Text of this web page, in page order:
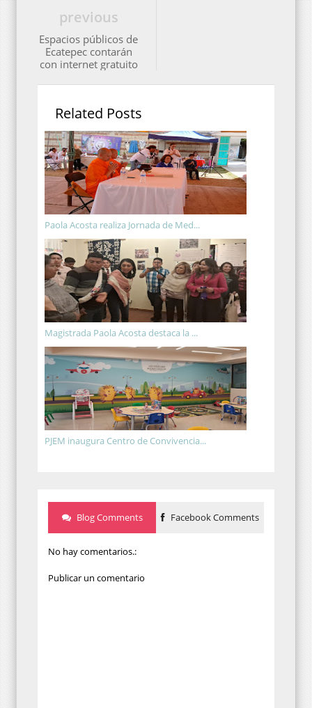
previous
Espacios públicos de
Ecatepec contarán
con internet gratuito
Related Posts
Paola Acosta realiza Jornada de Med...
Magistrada Paola Acosta destaca la ...
PJEM inaugura Centro de Convivencia...
Blog Comments Facebook Comments
No hay comentarios.:
Publicar un comentario